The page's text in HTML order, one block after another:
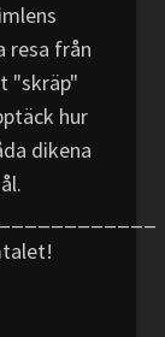
resa från
"skräp"
hur
dikena